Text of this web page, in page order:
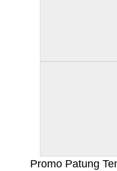
Promo Patung